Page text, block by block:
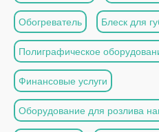
Обогреватель Блеск для
Полиграфическое
Финансовые услуги
Оборудование для розлива